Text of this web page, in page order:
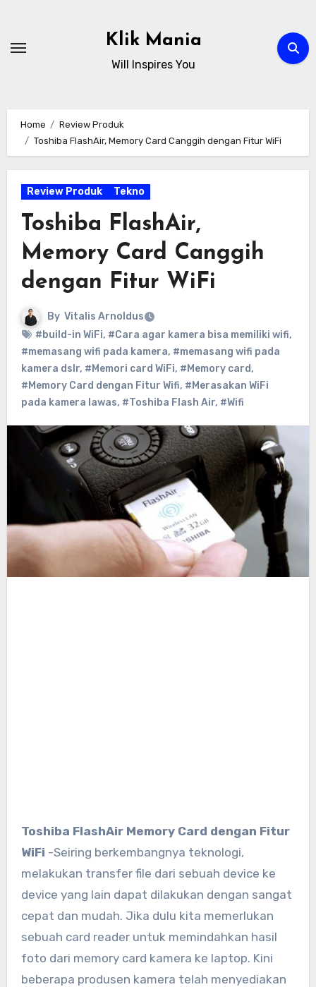
content
Klik Mania
Will Inspires You
Home
Review Produk
Toshiba FlashAir, Memory Card Canggih dengan Fitur WiFi
Review Produk Tekno
Toshiba FlashAir,
Memory Card Canggih
dengan Fitur WiFi
By Vitalis Arnoldus
#build-in WiFi, #Cara agar kamera bisa memiliki wifi,
#memasang wifi pada kamera, #memasang wifi pada
kamera dslr, #Memori card WiFi, #Memory card,
#Memory Card dengan Fitur Wifi, #Merasakan WiFi
pada kamera lawas, #Toshiba Flash Air, #Wifi
Toshiba FlashAir Memory Card dengan Fitur
WiFi -Seiring berkembangnya teknologi,
melakukan transfer file dari sebuah device ke
device yang lain dapat dilakukan dengan sangat
cepat dan mudah. Jika dulu kita memerlukan
sebuah card reader untuk memindahkan hasil
foto dari memory card kamera ke laptop. Kini
beberapa produsen kamera telah menyediakan